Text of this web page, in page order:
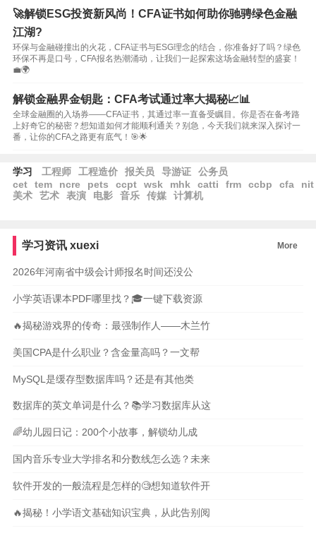
🚀解锁ESG投资新风尚！CFA证书如何助你驰骋绿色金融
江湖?
环保与金融碰撞出的火花，CFA证书与ESG理念的结合，你准备好了吗？绿色
环保不再是口号，CFA报名热潮涌动，让我们一起探索这场金融转型的盛宴！
💼🌍
解锁金融界金钥匙：CFA考试通过率大揭秘📈📊
全球金融圈的入场券——CFA证书，其通过率一直备受瞩目。你是否在备考路
上好奇它的秘密？想知道如何才能顺利通关？别急，今天我们就来深入探讨一
番，让你的CFA之路更有底气！🎯🌟
学习 工程师 工程造价 报关员 导游证
公务员
cet
tem ncre pets ccpt wsk mhk catti frm ccbp cfa
nit
美术
艺术 表演 电影 音乐 传媒 计算机
学习资讯 xuexi More
2026年河南省中级会计师报名时间还没公
小学英语课本PDF哪里找？🎓一键下载资源
🔥揭秘游戏界的传奇：最强制作人——木兰竹
美国CPA是什么职业？含金量高吗？一文帮
MySQL是缓存型数据库吗？还是有其他类
数据库的英文单词是什么？📚学习数据库从这
🌈幼儿园日记：200个小故事，解锁幼儿成
国内音乐专业大学排名和分数线怎么选？未来
软件开发的一般流程是怎样的🧐想知道软件开
🔥揭秘！小学语文基础知识宝典，从此告别阅